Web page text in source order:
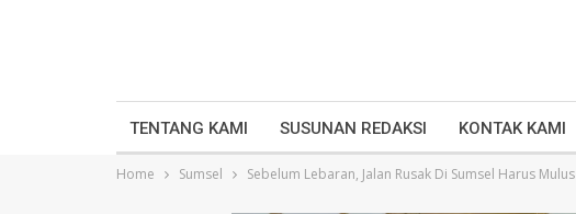
TENTANG KAMI SUSUNAN REDAKSI KONTAK KAMI
Home Sumsel Sebelum Lebaran, Jalan Rusak Di Sumsel Harus Mulus